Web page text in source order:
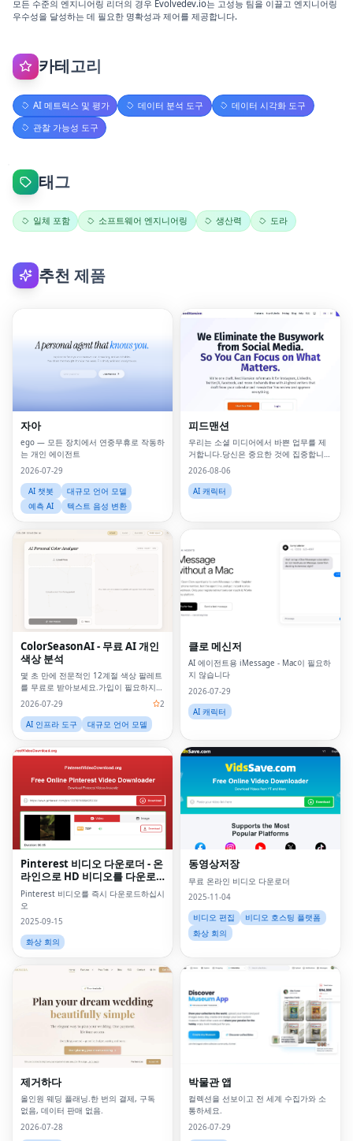
모든 수준의 엔지니어링 리더의 경우 Evolvedev.io는 고성능 팀을 이끌고 엔지니어링
우수성을 달성하는 데 필요한 명확성과 제어를 제공합니다.
카테고리
AI 메트릭스 및 평가 데이터 분석 도구
데이터 시각화 도구
관찰 가능성 도구
태그
일체 포함 소프트웨어 엔지니어링 생산력 도라
추천 제품
자아
ego — 모든 장치에서 연중무휴로 작동하
는 개인 에이전트
2026-07-29
AI 챗봇
대규모 언어 모델
예측 AI
텍스트 음성 변환
피드맨션
우리는 소셜 미디어에서 바쁜 업무를 제
거합니다.당신은 중요한 것에 집중합니
다.
2026-08-06
AI 캐릭터
ColorSeasonAI - 무료 AI 개인
색상 분석
몇 초 만에 전문적인 12계절 색상 팔레트
를 무료로 받아보세요.가입이 필요하지
않습니다!
2026-07-29
2
AI 인프라 도구
대규모 언어 모델
클로 메신저
AI 에이전트용 iMessage - Mac이 필요하
지 않습니다
2026-07-29
AI 캐릭터
Pinterest 비디오 다운로더 - 온
라인으로 HD 비디오를 다운로
드하십시오
Pinterest 비디오를 즉시 다운로드하십시
오
2025-09-15
화상 회의
동영상저장
무료 온라인 비디오 다운로더
2025-11-04
비디오 편집
비디오 호스팅 플랫폼
화상 회의
제거하다
올인원 웨딩 플래닝.한 번의 결제, 구독
없음, 데이터 판매 없음.
2026-07-28
박물관 앱
컬렉션을 선보이고 전 세계 수집가와 소
통하세요.
2026-07-29